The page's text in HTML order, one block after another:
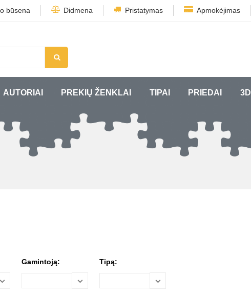
būsena Didmena Pristatymas Apmokėjimas
AUTORIAI PREKIŲ ŽENKLAI TIPAI PRIEDAI 3D
Gamintoją: Tipą: